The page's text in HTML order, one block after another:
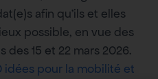
afin qu’ils et elles
possible, en vue des
15 et 22 mars 2026.
idées pour la mobilité et